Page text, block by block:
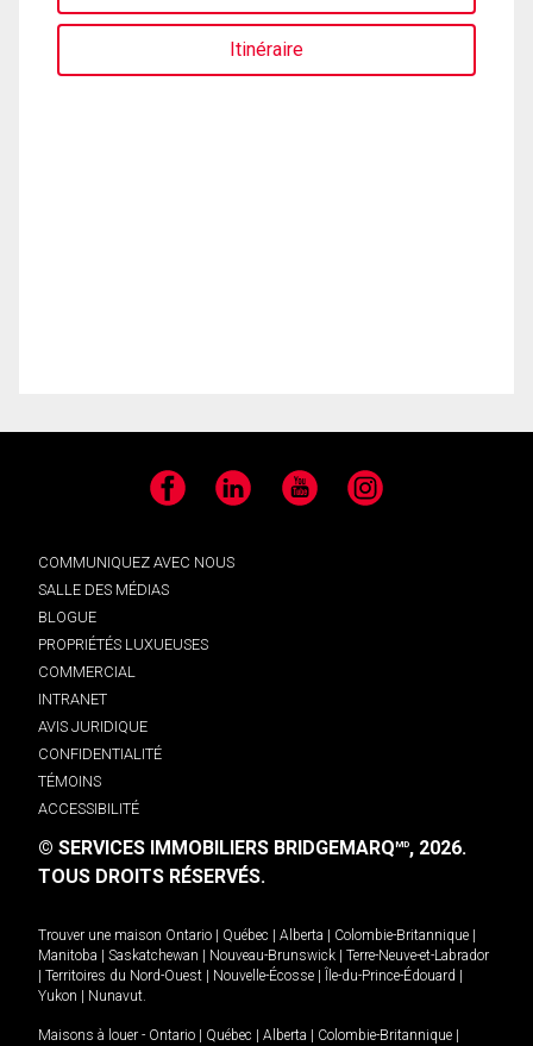
Itinéraire
Facebook LinkedIn YouTube Instagram
COMMUNIQUEZ AVEC NOUS
SALLE DES MÉDIAS
BLOGUE
PROPRIÉTÉS LUXUEUSES
COMMERCIAL
INTRANET
AVIS JURIDIQUE
CONFIDENTIALITÉ
TÉMOINS
ACCESSIBILITÉ
© SERVICES IMMOBILIERS BRIDGEMARQMD, 2026.
TOUS DROITS RÉSERVÉS.
Trouver une maison Ontario Québec Alberta Colombie-Britannique
Manitoba
Saskatchewan Nouveau-Brunswick
Terre-Neuve-et-Labrador
Territoires du Nord-Ouest Nouvelle-Écosse Île-du-Prince-Édouard
Yukon
Nunavut.
Maisons à louer - Ontario Québec Alberta Colombie-Britannique